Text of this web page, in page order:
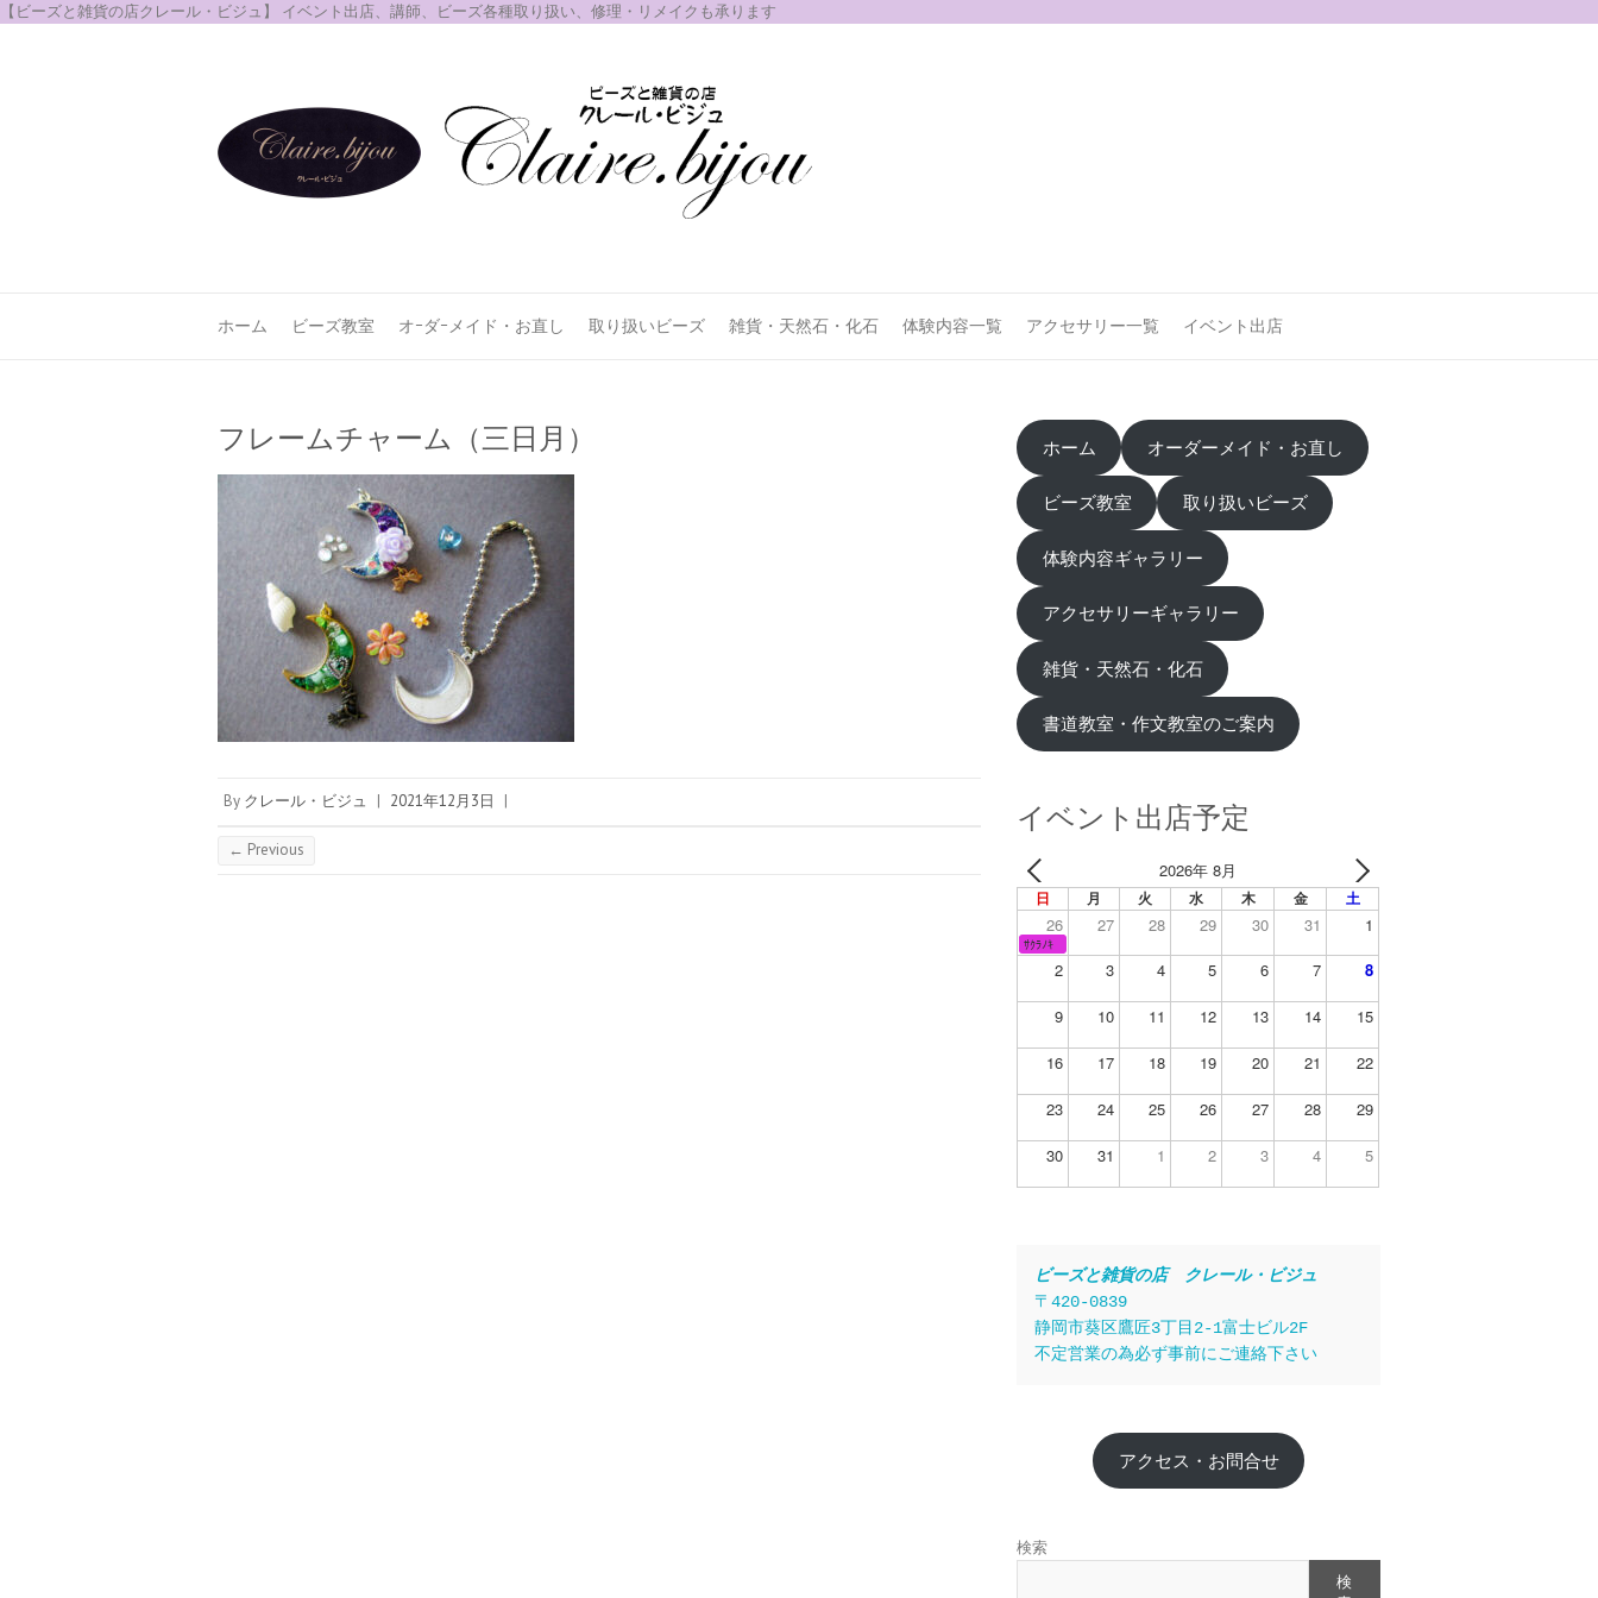
【ビーズと雑貨の店クレール・ビジュ】 イベント出店、講師、ビーズ各種取り扱い、修理・リメイクも承ります
ホーム ビーズ教室 オｰダｰメイド・お直し 取り扱いビーズ 雑貨・天然石・化石 体験内容一覧 アクセサリー一覧 イベント出店
フレームチャーム（三日月）
By クレール・ビジュ | 2021年12月3日 |
← Previous
ホーム オーダーメイド・お直し
ビーズ教室 取り扱いビーズ
体験内容ギャラリー
アクセサリーギャラリー
雑貨・天然石・化石
書道教室・作文教室のご案内
イベント出店予定
2026年 8月
日 月 火 水 木 金 土
26 27 28 29 30 31 1
ｻｸﾗﾉｷ
2 3 4 5 6 7 8
9 10 11 12 13 14 15
16 17 18 19 20 21 22
23 24 25 26 27 28 29
30 31 1 2 3 4 5
ビーズと雑貨の店　クレール・ビジュ
〒420-0839
静岡市葵区鷹匠3丁目2-1富士ビル2F
不定営業の為必ず事前にご連絡下さい
アクセス・お問合せ
検索
検